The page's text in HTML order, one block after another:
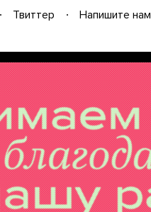
Твиттер Напишите нам